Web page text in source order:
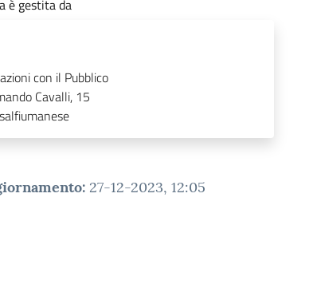
è gestita da
con il Pubblico
Cavalli, 15
: 27-12-2023, 12:05